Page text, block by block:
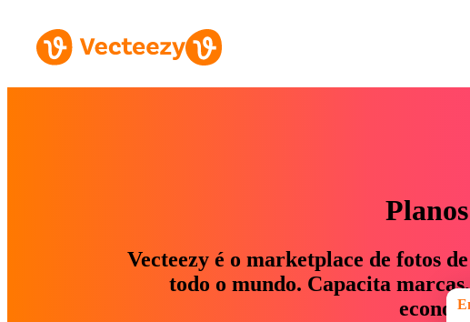
Vecteezy é o marketplace de fotos
todo o mundo. Capacita
Em